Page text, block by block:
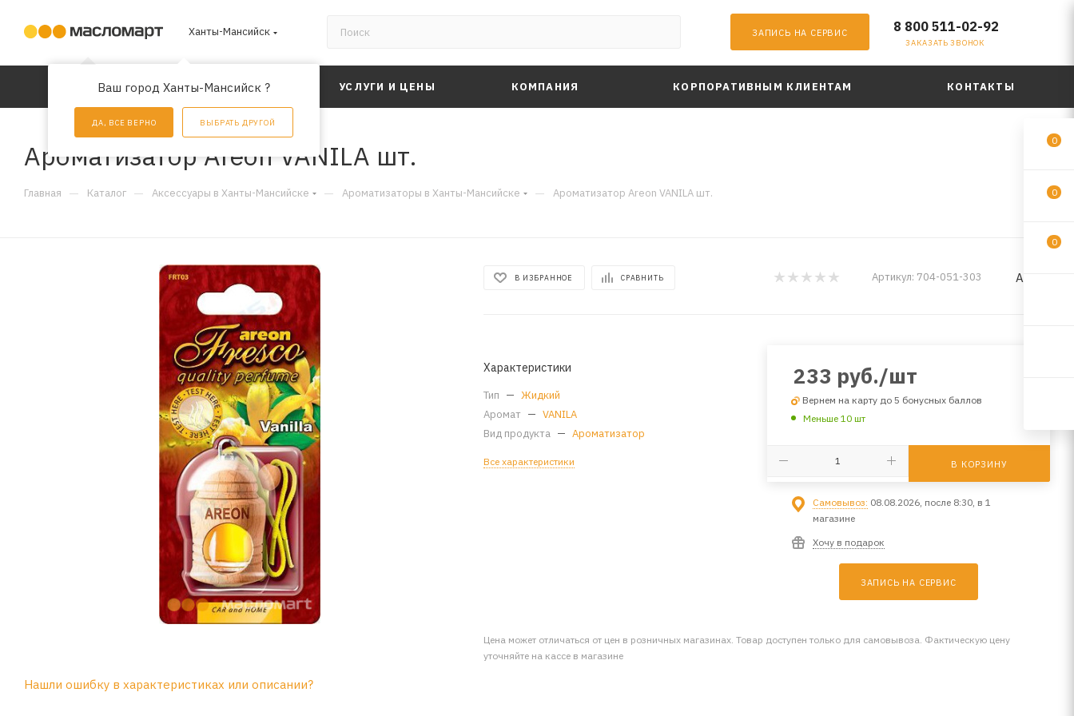
Ханты-Мансийск
Ваш город Ханты-Мансийск ?
ДА, ВСЕ ВЕРНО ВЫБРАТЬ ДРУГОЙ
ЗАПИСЬ НА СЕРВИС 8 800 511-02-92
ЗАКАЗАТЬ ЗВОНОК
КАТАЛОГ АКЦИИ УСЛУГИ И ЦЕНЫ КОМПАНИЯ КОРПОРАТИВНЫМ КЛИЕНТАМ КОНТАКТЫ
Ароматизатор Areon VANILA шт.
Главная — Каталог — Аксессуары в Ханты-Мансийске — Ароматизаторы в Ханты-Мансийске — Ароматизатор Areon VANILA шт.
В ИЗБРАННОЕ СРАВНИТЬ Артикул: 704-051-303 Areon
Характеристики
Тип — Жидкий
Аромат — VANILA
Вид продукта — Ароматизатор
Все характеристики
233 руб./шт
Вернем на карту до 5 бонусных баллов
Меньше 10 шт
В КОРЗИНУ
Самовывоз: 08.08.2026, после 8:30, в 1
магазине
Хочу в подарок
ЗАПИСЬ НА СЕРВИС
Цена может отличаться от цен в розничных магазинах. Товар доступен только для самовывоза. Фактическую цену
уточняйте на кассе в магазине
Нашли ошибку в характеристиках или описании?
0
0
0